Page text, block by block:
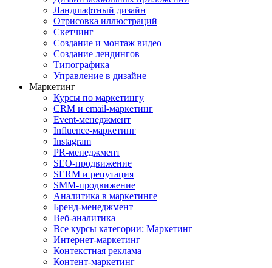
Ландшафтный дизайн
Отрисовка иллюстраций
Скетчинг
Создание и монтаж видео
Создание лендингов
Типографика
Управление в дизайне
Маркетинг
Курсы по маркетингу
CRM и email-маркетинг
Event-менеджмент
Influence-маркетинг
Instagram
PR-менеджмент
SEO-продвижение
SERM и репутация
SMM-продвижение
Аналитика в маркетинге
Бренд-менеджмент
Веб-аналитика
Все курсы категории: Маркетинг
Интернет-маркетинг
Контекстная реклама
Контент-маркетинг